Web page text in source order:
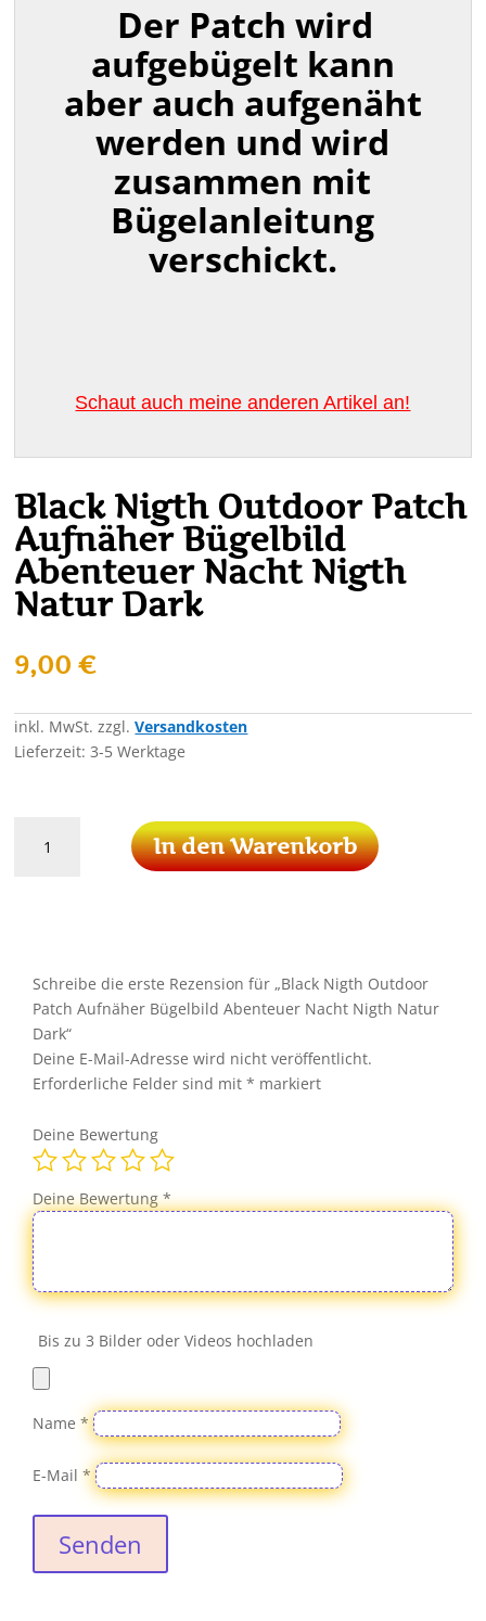
Der Patch wird
aufgebügelt kann
aber auch aufgenäht
werden und wird
zusammen mit
Bügelanleitung
verschickt.
Schaut auch meine anderen Artikel an!
Black Nigth Outdoor Patch
Aufnäher Bügelbild
Abenteuer Nacht Nigth
Natur Dark
9,00€
inkl. MwSt. zzgl.Versandkosten
Lieferzeit:3-5 Werktage
Nigth
Abenteuer
Nacht
Nigth
Natur
Dark
In den Warenkorb
Schreibe die erste Rezension für „Black Nigth Outdoor
Patch Aufnäher Bügelbild Abenteuer Nacht Nigth Natur
Dark“
Deine E-Mail-Adresse wird nicht veröffentlicht.
Erforderliche Felder sind mit* markiert
Deine Bewertung
Deine Bewertung*
Bis zu 3 Bilder oder Videos hochladen
Name*
E-Mail*
Senden